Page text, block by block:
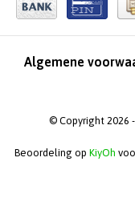
Algemene
© Copyright 2026
Beoordeling op KiyOh